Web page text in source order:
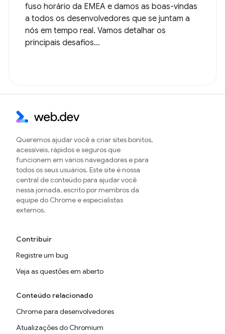
fuso horário da EMEA e damos as boas-vindas
a todos os desenvolvedores que se juntam a
nós em tempo real. Vamos detalhar os
principais desafios...
Queremos ajudar você a criar sites bonitos,
acessíveis, rápidos e seguros que
funcionem em vários navegadores e para
todos os seus usuários. Este site é nossa
central de conteúdo para ajudar você
nessa jornada, escrito por membros da
equipe do Chrome e especialistas
externos.
Contribuir
Registre um bug
Veja as questões em aberto
Conteúdo relacionado
Chrome para desenvolvedores
Atualizações do Chromium